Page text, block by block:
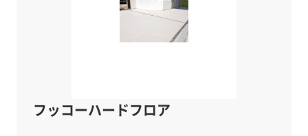
フッコーハードフロア